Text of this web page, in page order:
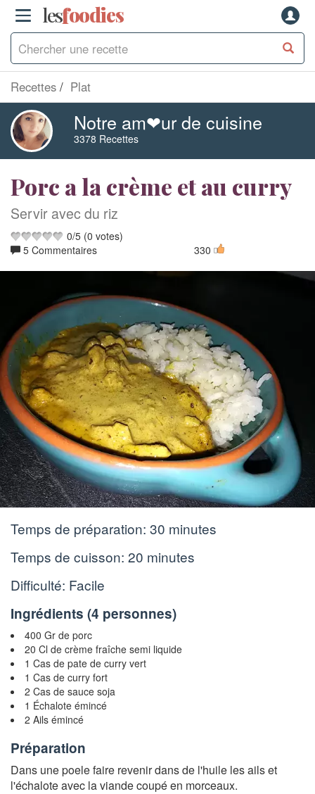
lesfoodies
Recettes Plat
Notre am❤ur de cuisine
3378 Recettes
Porc a la crème et au curry
Servir avec du riz
0/5 (0 votes)
5 Commentaires
330
Temps de préparation: 30 minutes
Temps de cuisson: 20 minutes
Difficulté: Facile
Ingrédients (4 personnes)
400 Gr de porc
20 Cl de crème fraîche semi liquide
1 Cas de pate de curry vert
1 Cas de curry fort
2 Cas de sauce soja
1 Échalote émincé
2 Ails émincé
Préparation
Dans une poele faire revenir dans de l'huile les ails et
l'échalote avec la viande coupé en morceaux.